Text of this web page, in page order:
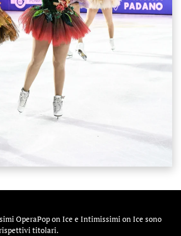
OperaPop on Ice e Intimissimi on Ice sono
titolari.